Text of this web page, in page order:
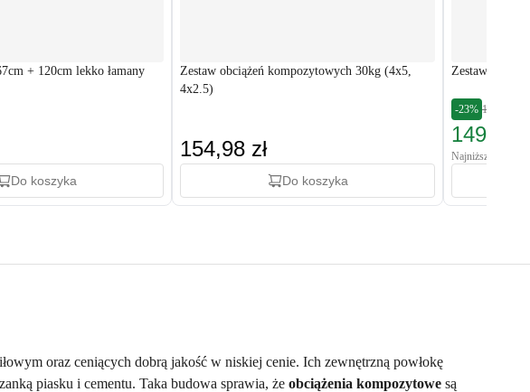
+ 120cm lekko łamany
Do koszyka
Zestaw obciążeń kompozytowych 30kg (4x5,
4x2.5)
154,98 zł
Do koszyka
Zestaw
-23% 194,98 zł
149,86
Najniższa cena:
oraz ceniących dobrą jakość w niskiej cenie. Ich zewnętrzną powłokę
piasku i cementu. Taka budowa sprawia, że obciążenia kompozytowe są